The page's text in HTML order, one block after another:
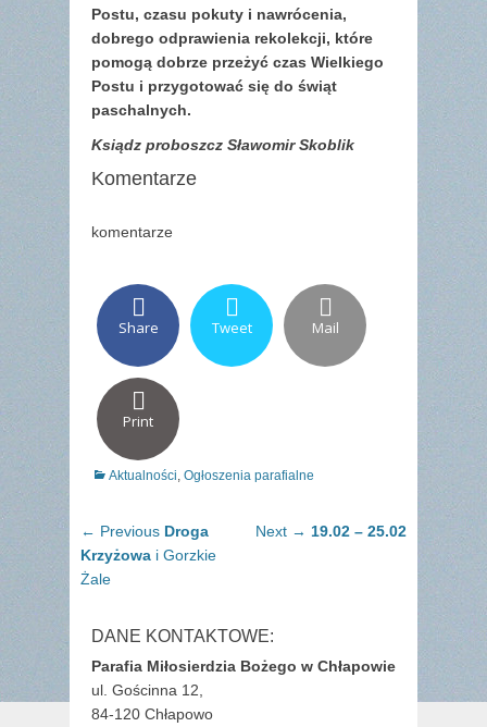
Postu, czasu pokuty i nawrócenia,
dobrego odprawienia rekolekcji, które
pomogą dobrze przeżyć czas Wielkiego
Postu i przygotować się do świąt
paschalnych.
Ksiądz proboszcz Sławomir Skoblik
Komentarze
komentarze
Share Tweet Mail
Print
Categories
Aktualności Ogłoszenia parafialne
Nawigacja
wpisu
← Previous Previous
post:
Droga
Krzyżowa i Gorzkie
Żale
Next → Next
19.02 – 25.02
DANE KONTAKTOWE:
Parafia Miłosierdzia Bożego w Chłapowie
ul. Gościnna 12,
84-120 Chłapowo